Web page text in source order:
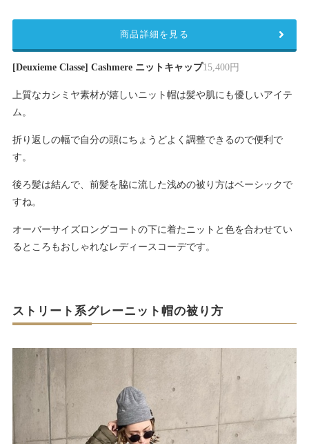
[Deuxieme Classe] Cashmere ニットキャップ15,400円
上質なカシミヤ素材が嬉しいニット帽は髪や肌にも優しいアイテ
ム。
折り返しの幅で自分の頭にちょうどよく調整できるので便利で
す。
後ろ髪は結んで、前髪を脇に流した浅めの被り方はベーシックで
すね。
オーバーサイズロングコートの下に着たニットと色を合わせてい
るところもおしゃれなレディースコーデです。
商品詳細を見る
ストリート系グレーニット帽の被り方